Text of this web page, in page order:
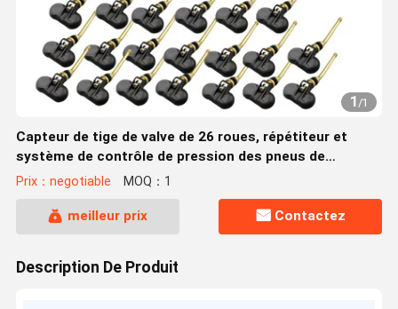
1/1
Capteur de tige de valve de 26 roues, répétiteur et
système de contrôle de pression des pneus de
récepteur
Prix：negotiable MOQ：1
meilleur prix Contactez
Description De Produit